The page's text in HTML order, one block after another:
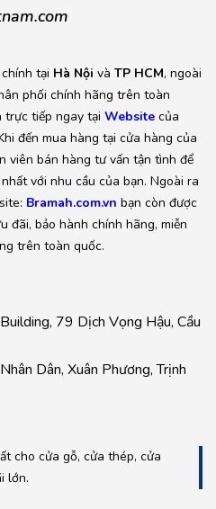
tại Hà Nội và TP HCM, ngoài
phối chính hãng trên toàn
trực tiếp ngay tại Website của
đến mua hàng tại cửa hàng của
viên bán hàng tư vấn tận tình để
với nhu cầu của bạn. Ngoài ra
Bramah.com.vn bạn còn được
đãi, bảo hành chính hãng, miễn
trên toàn quốc.
79 Dịch Vọng Hậu, Cầu
Dân, Xuân Phương, Trịnh
cho cửa gỗ, cửa thép, cửa
lớn.